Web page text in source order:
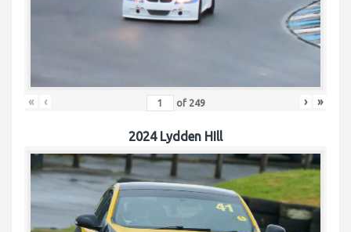
« ‹ of 249 › »
2024 Lydden HIll